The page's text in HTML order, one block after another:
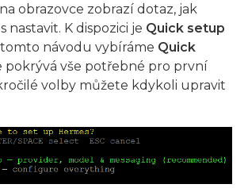
obrazovce zobrazí dotaz, jak
nastavit. K dispozici je Quick setup
tomto návodu vybíráme Quick
pokrývá vše potřebné pro první
volby můžete kdykoli upravit